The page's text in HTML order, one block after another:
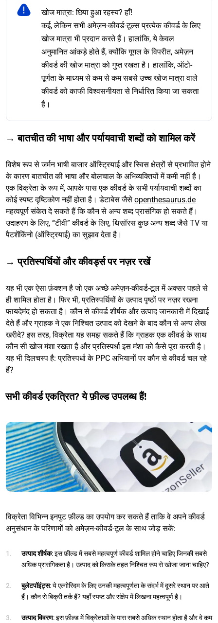
खोज मात्रा: छिपा हुआ रहस्य? हाँ!
कई, लेकिन सभी अमेज़न-कीवर्ड-टूल्स प्रत्येक कीवर्ड के लिए
खोज मात्रा भी प्रदान करते हैं। हालांकि, ये केवल
अनुमानित आंकड़े होते हैं, क्योंकि गूगल के विपरीत, अमेज़न
कीवर्ड की खोज मात्रा को गुप्त रखता है। हालांकि, ऑटो-
पूर्णता के माध्यम से कम से कम सबसे उच्च खोज मात्रा वाले
कीवर्ड को काफी विश्वसनीयता से निर्धारित किया जा सकता
है।
→ बातचीत की भाषा और पर्यायवाची शब्दों को शामिल करें
विशेष रूप से जर्मन भाषी बाजार ऑस्ट्रियाई और स्विस क्षेत्रों से प्रभावित होने
के कारण बातचीत की भाषा और बोलचाल के अभिव्यक्तियों में कमी नहीं है।
एक विक्रेता के रूप में, आपके पास एक कीवर्ड के सभी पर्यायवाची शब्दों का
कोई स्पष्ट दृष्टिकोण नहीं होता है। डेटाबेस जैसे openthesaurus.de
महत्वपूर्ण संकेत दे सकते हैं कि कौन से अन्य शब्द प्रासंगिक हो सकते हैं।
उदाहरण के लिए, “टीवी” कीवर्ड के लिए, थिसॉरस कुछ अन्य शब्द जैसे TV या
पैटशेंकिंनो (ऑस्ट्रियाई) का सुझाव देता है।
→ प्रतिस्पर्धियों और कीवर्ड्स पर नज़र रखें
यह भी एक ऐसा फ़ंक्शन है जो एक अच्छे अमेज़न-कीवर्ड-टूल में अक्सर पहले से
ही शामिल होता है। फिर भी, प्रतिस्पर्धियों के उत्पाद पृष्ठों पर नज़र रखना
फायदेमंद हो सकता है। कौन से कीवर्ड शीर्षक और उत्पाद जानकारी में दिखाई
देते हैं और ग्राहक ने एक निश्चित उत्पाद को देखने के बाद कौन से अन्य लेख
खरीदे? इस तरह, विक्रेता यह समझ सकते हैं कि ग्राहक एक कीवर्ड के साथ
कौन सी खोज मंशा रखता है और प्रतिस्पर्धा इस मंशा को कैसे पूरा करती है।
यह भी दिलचस्प है: प्रतिस्पर्धा के PPC अभियानों पर कौन से कीवर्ड चल रहे
हैं?
सभी कीवर्ड एकत्रित? ये फ़ील्ड उपलब्ध हैं!
विक्रेता विभिन्न इनपुट फ़ील्ड का उपयोग कर सकते हैं ताकि वे अपने कीवर्ड
अनुसंधान के परिणामों को अमेज़न-कीवर्ड-टूल के साथ जोड़ सकें:
उत्पाद शीर्षक: इस फ़ील्ड में सबसे महत्वपूर्ण कीवर्ड शामिल होने चाहिए जिनकी सबसे
अधिक प्रासंगिकता है। उत्पाद को किसके तहत निश्चित रूप से खोजा जाना चाहिए?
बुलेटपॉइंट्स: ये एल्गोरिदम के लिए उनकी महत्वपूर्णता के संदर्भ में दूसरे स्थान पर आते
हैं। कौन से बिक्री तर्क हैं? यहाँ स्पष्ट और संक्षेप में लिखना महत्वपूर्ण है।
उत्पाद विवरण: इस फ़ील्ड में विक्रेताओं के पास सबसे अधिक स्थान होता है और वे कम